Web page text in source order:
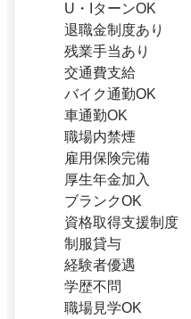
U・IターンOK
退職金制度あり
残業手当あり
交通費支給
バイク通勤OK
車通勤OK
職場内禁煙
雇用保険完備
厚生年金加入
ブランクOK
資格取得支援制度
制服貸与
経験者優遇
学歴不問
職場見学OK